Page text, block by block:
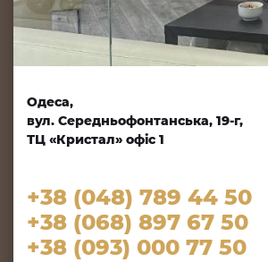
Одеса,
вул. Середньофонтанська, 19-г,
ТЦ «Кристал» офіс 1
+38 (048) 789 44 50
+38 (068) 897 67 50
+38 (093) 000 77 50